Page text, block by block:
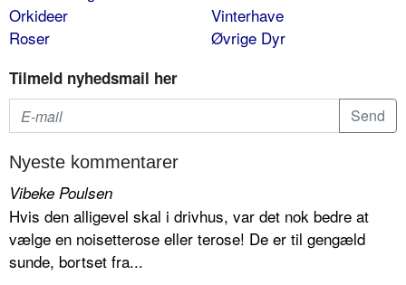
Orkideer
Roser
Vinterhave
Øvrige Dyr
Tilmeld nyhedsmail her
Nyeste kommentarer
Vibeke Poulsen
Hvis den alligevel skal i drivhus, var det nok bedre at
vælge en noisetterose eller terose! De er til gengæld
sunde, bortset fra...